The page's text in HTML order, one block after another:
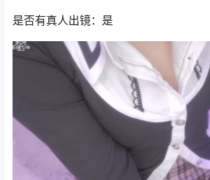
是否有真人出镜：是